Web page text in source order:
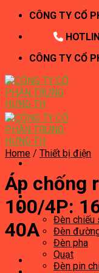
Skip
content
CÔNG TY CỔ
CÔNG TY CỔ
Trang chủ
Năng lượng
Đèn chiếu
Đèn
Đèn pha
Quạt
Đèn pin
Home / Thiết bị điện
Áp chống
100/4P:
40A